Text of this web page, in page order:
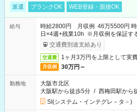
派遣 ブランクOK WEB登録・面接OK
給与
時給2800円 月収例 46万5500円
日×4週+残業10h ※月収例を保証す
与即受取りサービス利用可（利用条
交通費別途支給あり
交通費 1ヶ月3万円を上限として実
月収例 30万円～
勤務地
大阪市北区
大阪駅から徒歩5分 / 西梅田駅から
SI(システム・インテグレ－タ－)